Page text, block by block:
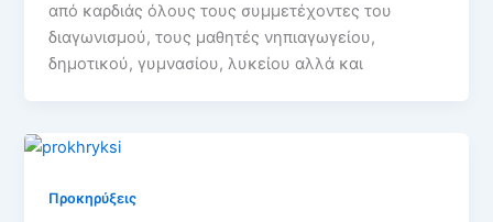
από καρδιάς όλους τους συμμετέχοντες του
διαγωνισμού, τους μαθητές νηπιαγωγείου,
δημοτικού, γυμνασίου, λυκείου αλλά και
Προκηρύξεις